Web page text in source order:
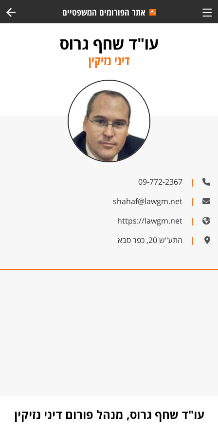
אתר הפורומים המשפטיים
עו"ד שחף גרוס
דיני נזיקין
|
09-772-2367
|
shahaf@lawgm.net
|
https://lawgm.net
|
התע"ש 20, כפר סבא
עו"ד שחף גרוס, מנהל פורום דיני נזיקין